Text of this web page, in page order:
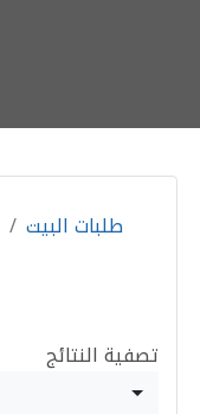
طلبات البيت
تصفية النتائج